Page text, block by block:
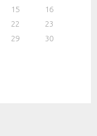
15
16
22
23
29
30